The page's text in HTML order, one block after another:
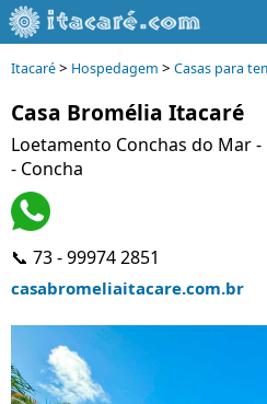
Itacaré> Hospedagem > Casas para
Casa Bromélia Itacaré
Loetamento Conchas do Mar -
- Concha
📞 73 - 99974 2851
casabromeliaitacare.com.br